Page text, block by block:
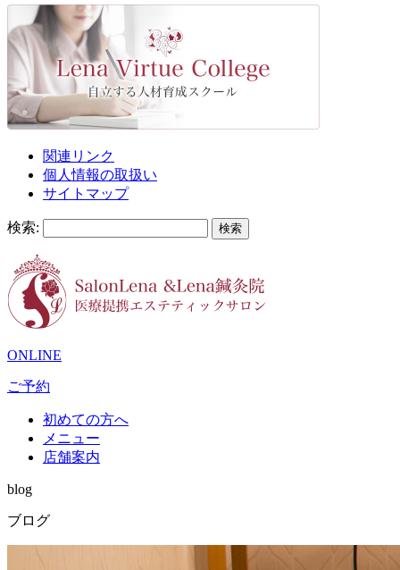
関連リンク
個人情報の取扱い
サイトマップ
検索:
ONLINE
ご予約
初めての方へ
メニュー
店舗案内
blog
ブログ